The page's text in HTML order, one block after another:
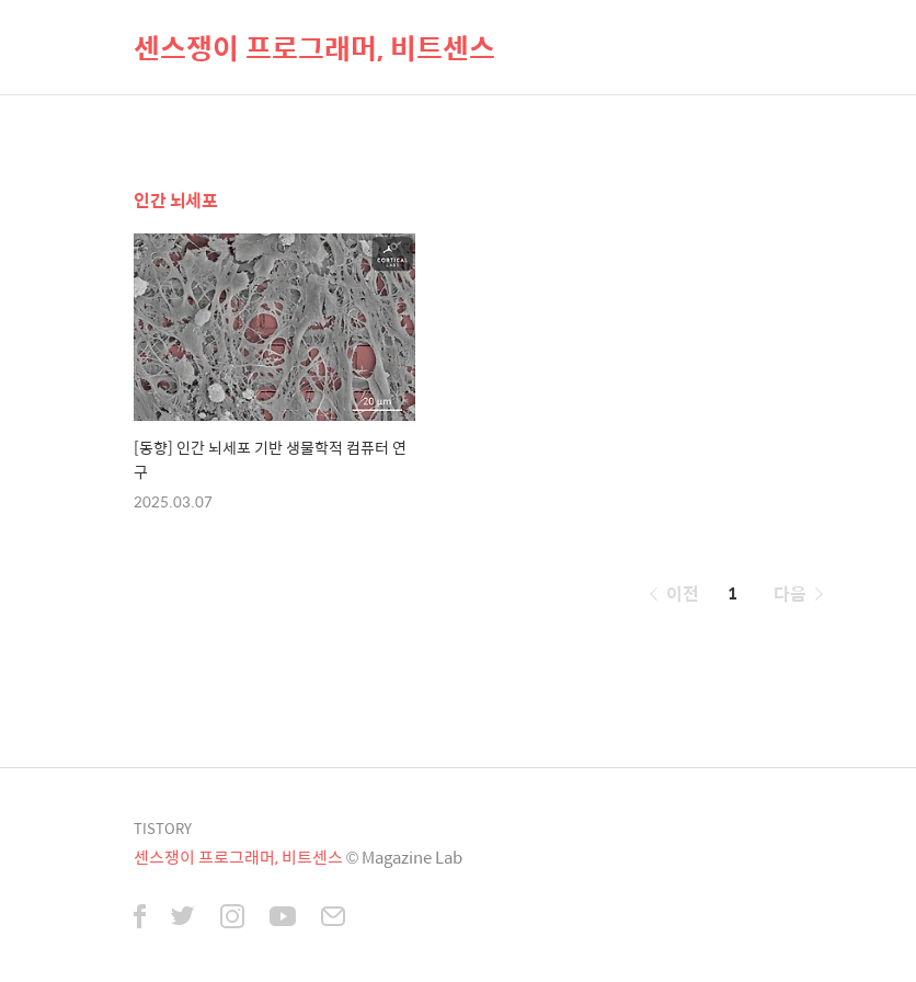
센스쟁이 프로그래머, 비트센스
인간 뇌세포
[동향] 인간 뇌세포 기반 생물학적 컴퓨터 연
구
2025.03.07
페
이전 1 다음
TISTORY
센스쟁이 프로그래머, 비트센스© Magazine Lab